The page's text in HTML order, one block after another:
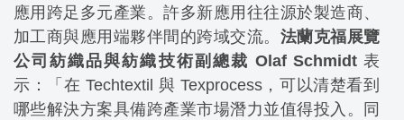
應用跨足多元產業。許多新應用往往源於製造商、
加工商與應用端夥伴間的跨域交流。 法蘭克福展覽
公司紡織品與紡織技術副總裁 Olaf Schmidt 表
示：「在 Techtextil 與 Texprocess，可以清楚看到
哪些解決方案具備跨產業市場潛力並值得投入。同